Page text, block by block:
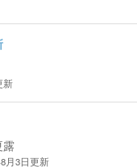
新
露
月3日更新